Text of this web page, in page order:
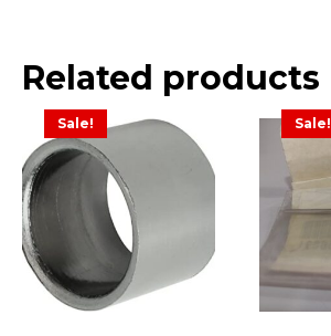
Related products
Sale! Sale!